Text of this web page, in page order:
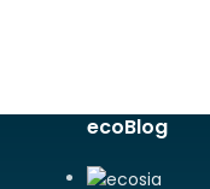
ecoBlog